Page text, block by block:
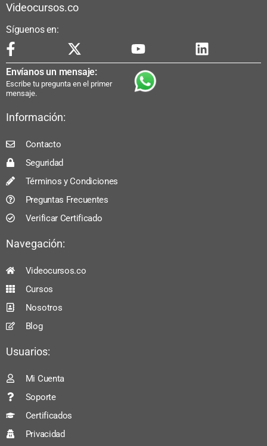
Videocursos.co
Síguenos en:
Envíanos un mensaje:
Escribe tu pregunta en el primer
mensaje.
Información:
Contacto
Seguridad
Términos y Condiciones
Preguntas Frecuentes
Verificar Certificado
Navegación:
Videocursos.co
Cursos
Nosotros
Blog
Usuarios:
Mi Cuenta
Soporte
Certificados
Privacidad